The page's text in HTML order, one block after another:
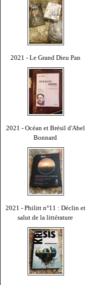
2021 - Le Grand Dieu Pan
2021 - Océan et Brésil d'Abel
Bonnard
2021 - Philitt n°11 : Déclin et
salut de la littérature